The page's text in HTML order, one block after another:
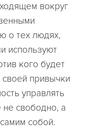
вокруг
о тех людях,
используют
кого будет
привычки
управлять
не свободно, а
собой.